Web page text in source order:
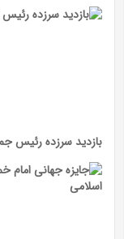
بازدید سرزده رئیس